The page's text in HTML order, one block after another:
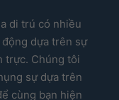
di trú có nhiều
dựa trên sự
trực. Chúng tôi
sự dựa trên
cùng bạn hiện